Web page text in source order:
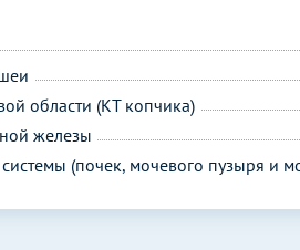
области (КТ копчика)
железы
(почек, мочевого пузыря и